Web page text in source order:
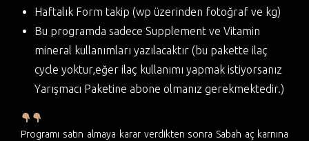
Haftalık Form takip (wp üzerinden fotoğraf ve kg)
Bu programda sadece Supplement ve Vitamin
mineral kullanımları yazılacaktır (bu pakette ilaç
cycle yoktur,eğer ilaç kullanımı yapmak istiyorsanız
Yarışmacı Paketine abone olmanız gerekmektedir.)
Programı satın almaya karar verdikten sonra Sabah aç karnına